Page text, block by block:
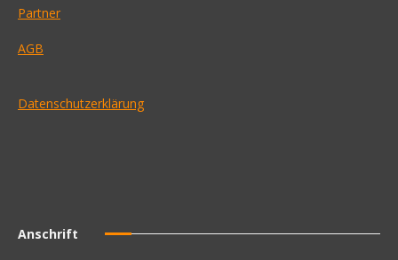
Partner
AGB
Datenschutzerklärung
Anschrift